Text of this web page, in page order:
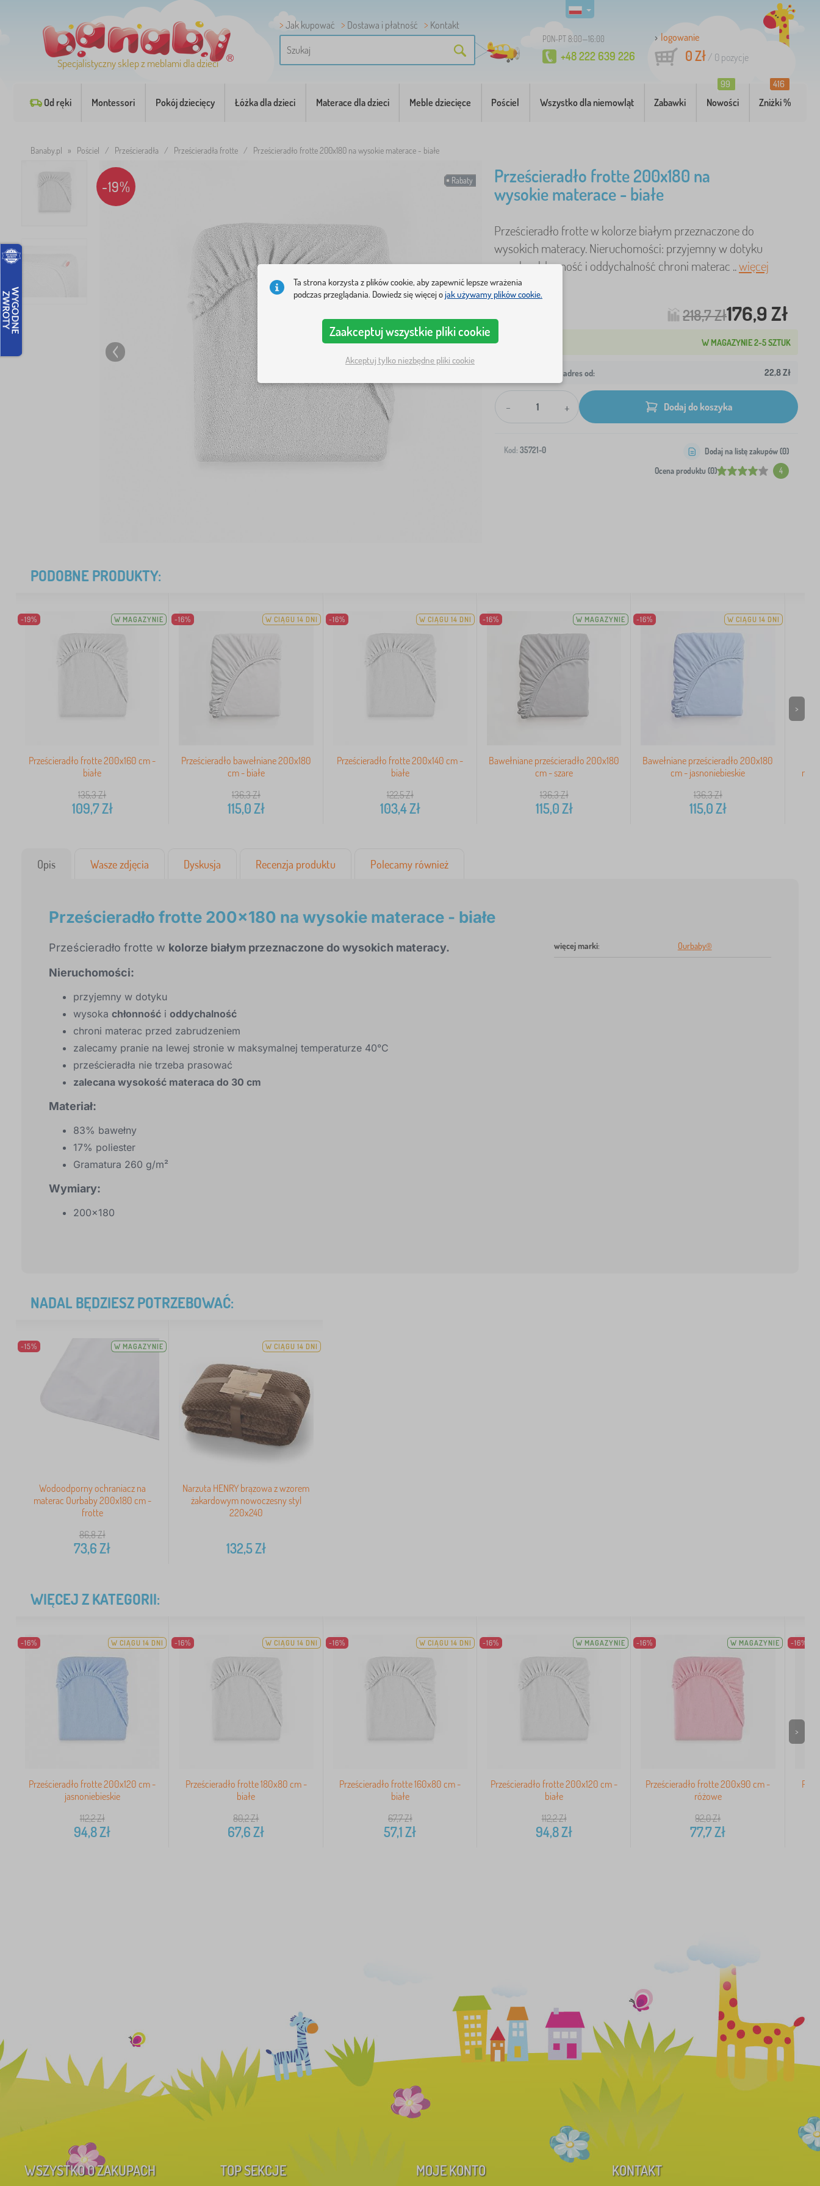
Specjalistyczny sklep z meblami dla dzieci
Jak kupować Dostawa i płatność Kontakt
PON-PT 8:00—16:00
+48 222 639 226
logowanie
0 Zł/ 0 pozycje
Od ręki Montessori Pokój dziecięcy Łóżka dla dzieci Materace dla dzieci Meble dziecięce Pościel Wszystko dla niemowląt Zabawki Nowości
99
Zniżki %
416
Banaby.pl » Pościel / Prześcieradła / Prześcieradła frotte / Prześcieradło frotte 200x180 na wysokie materace - białe
Rabaty
-19%
Prześcieradło frotte 200x180 na
wysokie materace - białe
Prześcieradło frotte w kolorze białym przeznaczone do
wysokich materacy. Nieruchomości: przyjemny w dotyku
wysoka chłonność i oddychalność chroni materac ..więcej
218,7 Zł176,9 Zł
W MAGAZYNIE 2-5 SZTUK
Wysyłka na Twój adres od: 22,8 Zł
- + Dodaj do koszyka
Kod: 35721-0
Ocena produktu (0) 4
Dodaj na listę zakupów (0)
PODOBNE PRODUKTY:
-19% W MAGAZYNIE
Prześcieradło frotte 200x160 cm -
białe
135,3Zł
109,7Zł
-16% W CIĄGU 14 DNI
Prześcieradło bawełniane 200x180
cm - białe
136,3Zł
115,0Zł
-16% W CIĄGU 14 DNI
Prześcieradło frotte 200x140 cm -
białe
122,5Zł
103,4Zł
-16% W MAGAZYNIE
Bawełniane prześcieradło 200x180
cm - szare
136,3Zł
115,0Zł
-16% W CIĄGU 14 DNI
Bawełniane prześcieradło 200x180
cm - jasnoniebieskie
136,3Zł
115,0Zł
>
Opis Wasze zdjęcia Dyskusja Recenzja produktu Polecamy również
Prześcieradło frotte 200x180 na wysokie materace - białe
Prześcieradło frotte w kolorze białym przeznaczone do wysokich materacy.
Nieruchomości:
przyjemny w dotyku
wysoka chłonność i oddychalność
chroni materac przed zabrudzeniem
zalecamy pranie na lewej stronie w maksymalnej temperaturze 40°C
prześcieradła nie trzeba prasować
zalecana wysokość materaca do 30 cm
Materiał:
83% bawełny
17% poliester
Gramatura 260 g/m²
Wymiary:
200x180
więcej marki: Ourbaby®
NADAL BĘDZIESZ POTRZEBOWAĆ:
-15% W MAGAZYNIE
Wodoodporny ochraniacz na
materac Ourbaby 200x180 cm -
frotte
86,8Zł
73,6Zł
W CIĄGU 14 DNI
Narzuta HENRY brązowa z wzorem
żakardowym nowoczesny styl
220x240
132,5Zł
WIĘCEJ Z KATEGORII:
-16% W CIĄGU 14 DNI
Prześcieradło frotte 200x120 cm -
jasnoniebieskie
112,2Zł
94,8Zł
-16% W CIĄGU 14 DNI
Prześcieradło frotte 180x80 cm -
białe
80,2Zł
67,6Zł
-16% W CIĄGU 14 DNI
Prześcieradło frotte 160x80 cm -
białe
67,7Zł
57,1Zł
-16% W MAGAZYNIE
Prześcieradło frotte 200x120 cm -
białe
112,2Zł
94,8Zł
-16% W MAGAZYNIE
Prześcieradło frotte 200x90 cm -
różowe
92,0Zł
77,7Zł
-16%
>
WSZYSTKO O ZAKUPACH TOP SEKCJE MOJE KONTO KONTAKT
Ta strona korzysta z plików cookie, aby zapewnić lepsze wrażenia
podczas przeglądania. Dowiedz się więcej ojak używamy plików cookie.
Zaakceptuj wszystkie pliki cookie
Akceptuj tylko niezbędne pliki cookie